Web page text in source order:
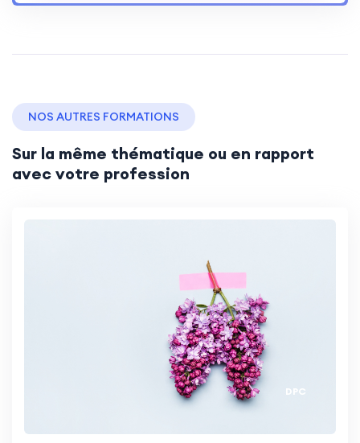
NOS AUTRES FORMATIONS
Sur la même thématique ou en rapport
avec votre profession
DPC